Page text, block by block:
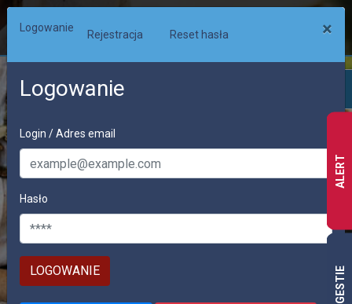
PRACA
OFERTY PRACY W CAŁEJ EUROPIE
Logowanie
Rejestracja Reset hasła ×
Logowanie
Login / Adres email
Hasło
ALERT
SUGESTIE